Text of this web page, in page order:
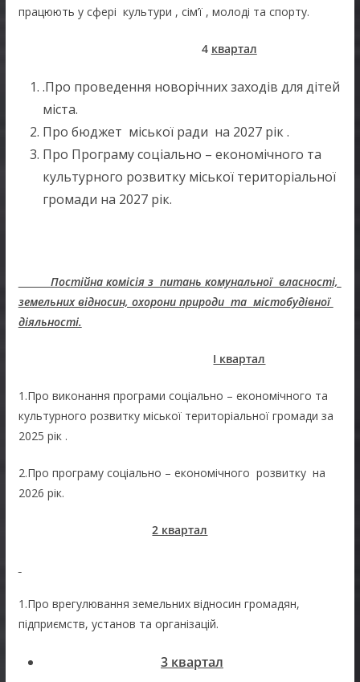
працюють у сфері культури , сім’ї , молоді та спорту.
4 квартал
.Про проведення новорічних заходів для дітей
міста.
Про бюджет міської ради на 2027 рік .
Про Програму соціально – економічного та
культурного розвитку міської територіальної
громади на 2027 рік.
Постійна комісія з питань комунальної власності,
земельних відносин, охорони природи та містобудівної
діяльності.
І квартал
1.Про виконання програми соціально – економічного та
культурного розвитку міської територіальної громади за
2025 рік .
2.Про програму соціально – економічного розвитку на
2026 рік.
2 квартал
1.Про врегулювання земельних відносин громадян,
підприємств, установ та організацій.
3 квартал